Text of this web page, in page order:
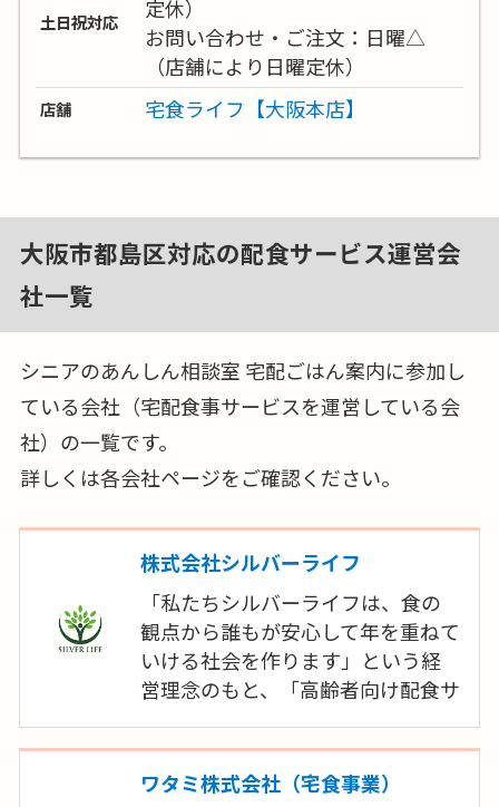
土日祝対応
定休）
お問い合わせ・ご注文：日曜△
（店舗により日曜定休）
店舗 宅食ライフ【大阪本店】
大阪市都島区対応の配食サービス運営会
社一覧
シニアのあんしん相談室 宅配ごはん案内に参加し
ている会社（宅配食事サービスを運営している会
社）の一覧です。
詳しくは各会社ページをご確認ください。
株式会社シルバーライフ
「私たちシルバーライフは、食の
観点から誰もが安心して年を重ねて
いける社会を作ります」という経
営理念のもと、「高齢者向け配食サ
供事業」といった事業を展開してま
いりました。今後も、全国のお客様
ワタミ株式会社（宅食事業）